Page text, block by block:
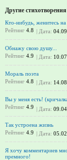
Другие
Кто-нибудь, женитесь
Рейтинг 4.8 | Дата:
Обнажу свою душу...
Рейтинг 4.9 | Дата:
Мораль поэта
Рейтинг 4.8 | Дата:
Вы у меня есть!
Рейтинг 4.9 | Дата:
Так устроена жизнь
Рейтинг 4.9 | Дата:
Я хочу комментариев
премного!